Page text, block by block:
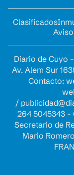
Clasificados
Diario de Cuyo
Av. Alem Sur
Contacto:
/
264 5045343 -
Secretario de
Mario